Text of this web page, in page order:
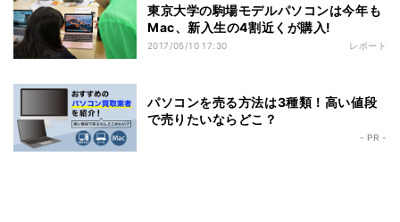
東京大学の駒場モデルパソコンは今年も
Mac、新入生の4割近くが購入!
2017/05/10 17:30 レポート
パソコンを売る方法は3種類！高い値段
で売りたいならどこ？
- PR -